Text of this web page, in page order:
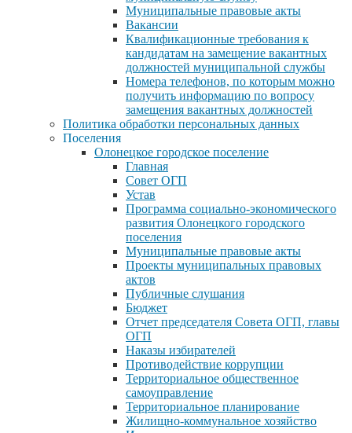
Муниципальные правовые акты
Вакансии
Квалификационные требования к
кандидатам на замещение вакантных
должностей муниципальной службы
Номера телефонов, по которым можно
получить информацию по вопросу
замещения вакантных должностей
Политика обработки персональных данных
Поселения
Олонецкое городское поселение
Главная
Совет ОГП
Устав
Программа социально-экономического
развития Олонецкого городского
поселения
Муниципальные правовые акты
Проекты муниципальных правовых
актов
Публичные слушания
Бюджет
Отчет председателя Совета ОГП, главы
ОГП
Наказы избирателей
Противодействие коррупции
Территориальное общественное
самоуправление
Территориальное планирование
Жилищно-коммунальное хозяйство